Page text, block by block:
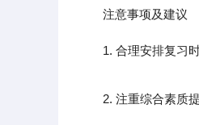
注意事项及建议
1. 合理安排复习
2. 注重综合素质提